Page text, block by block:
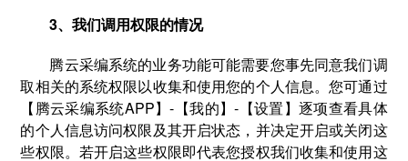
3、我们调用权限的情况
腾云采编系统的业务功能可能需要您事先同意我们调
取相关的系统权限以收集和使用您的个人信息。您可通过
【腾云采编系统APP】-【我的】-【设置】逐项查看具体
的个人信息访问权限及其开启状态，并决定开启或关闭这
些权限。若开启这些权限即代表您授权我们收集和使用这